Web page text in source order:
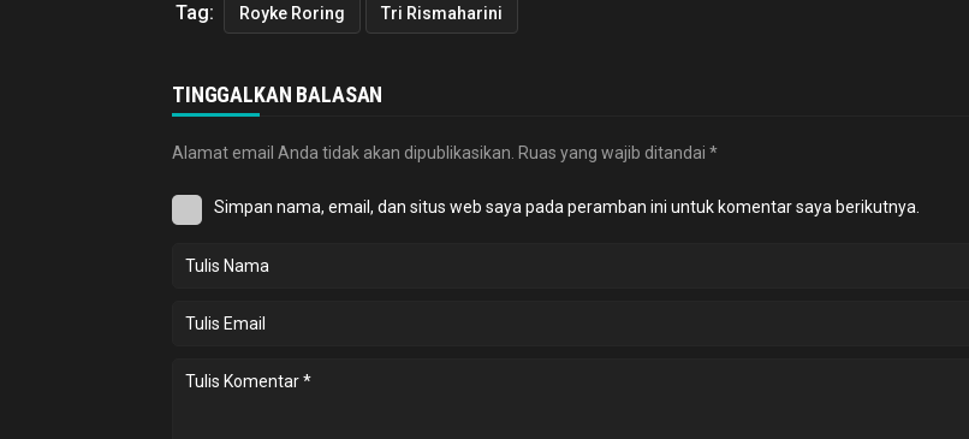
Tag: Royke Roring Tri Rismaharini
TINGGALKAN BALASAN
Alamat email Anda tidak akan dipublikasikan. Ruas yang wajib ditandai *
Simpan nama, email, dan situs web saya pada peramban ini untuk komentar saya berikutnya.